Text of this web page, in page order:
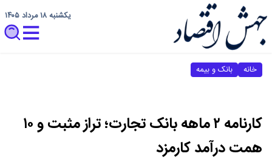
یکشنبه ۱۸ مرداد ۱۴۰۵
خانه بانک و بیمه
کارنامه ۲ ماهه بانک تجارت؛ تراز مثبت و ۱۰
همت درآمد کارمزد